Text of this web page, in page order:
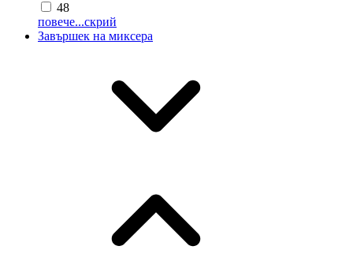
48
повече...скрий
Завършек на миксера